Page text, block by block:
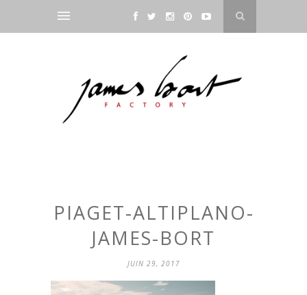
PIAGET-ALTIPLANO-
JAMES-BORT
JUIN 29, 2017